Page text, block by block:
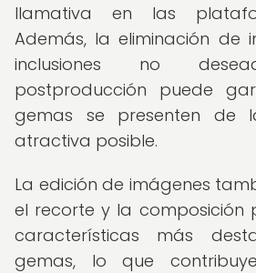
llamativa en las
Además, la eliminación de
inclusiones no
postproducción puede
gemas se presenten de
atractiva posible.
La edición de imágenes
el recorte y la composición
características más
gemas, lo que